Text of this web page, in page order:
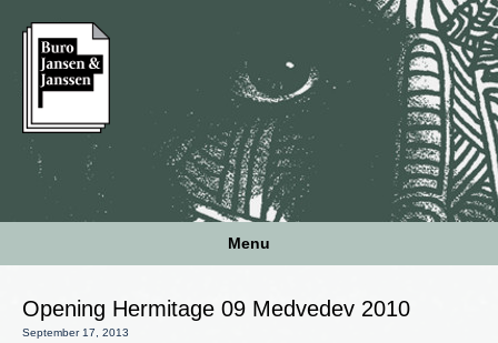
Menu
Opening Hermitage 09 Medvedev 2010
September 17, 2013